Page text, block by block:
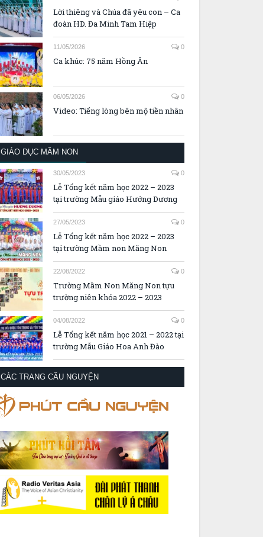
Lời thiêng và Chúa đã yêu con – Ca
đoàn HD. Đa Minh Tam Hiệp
11/05/2026 0
Ca khúc: 75 năm Hồng Ân
06/05/2026 0
Video: Tiếng lòng bên mộ tiền nhân
GIÁO DỤC MẦM NON
30/05/2023 0
Lễ Tổng kết năm học 2022 – 2023
tại trường Mẫu giáo Hướng Dương
27/05/2023 0
Lễ Tổng kết năm học 2022 – 2023
tại trường Mầm non Măng Non
22/08/2022 0
Trường Mầm Non Măng Non tựu
trường niên khóa 2022 – 2023
04/08/2022 0
Lễ Tổng kết năm học 2021 – 2022 tại
trường Mẫu Giáo Hoa Anh Đào
CÁC TRANG CẦU NGUYỆN